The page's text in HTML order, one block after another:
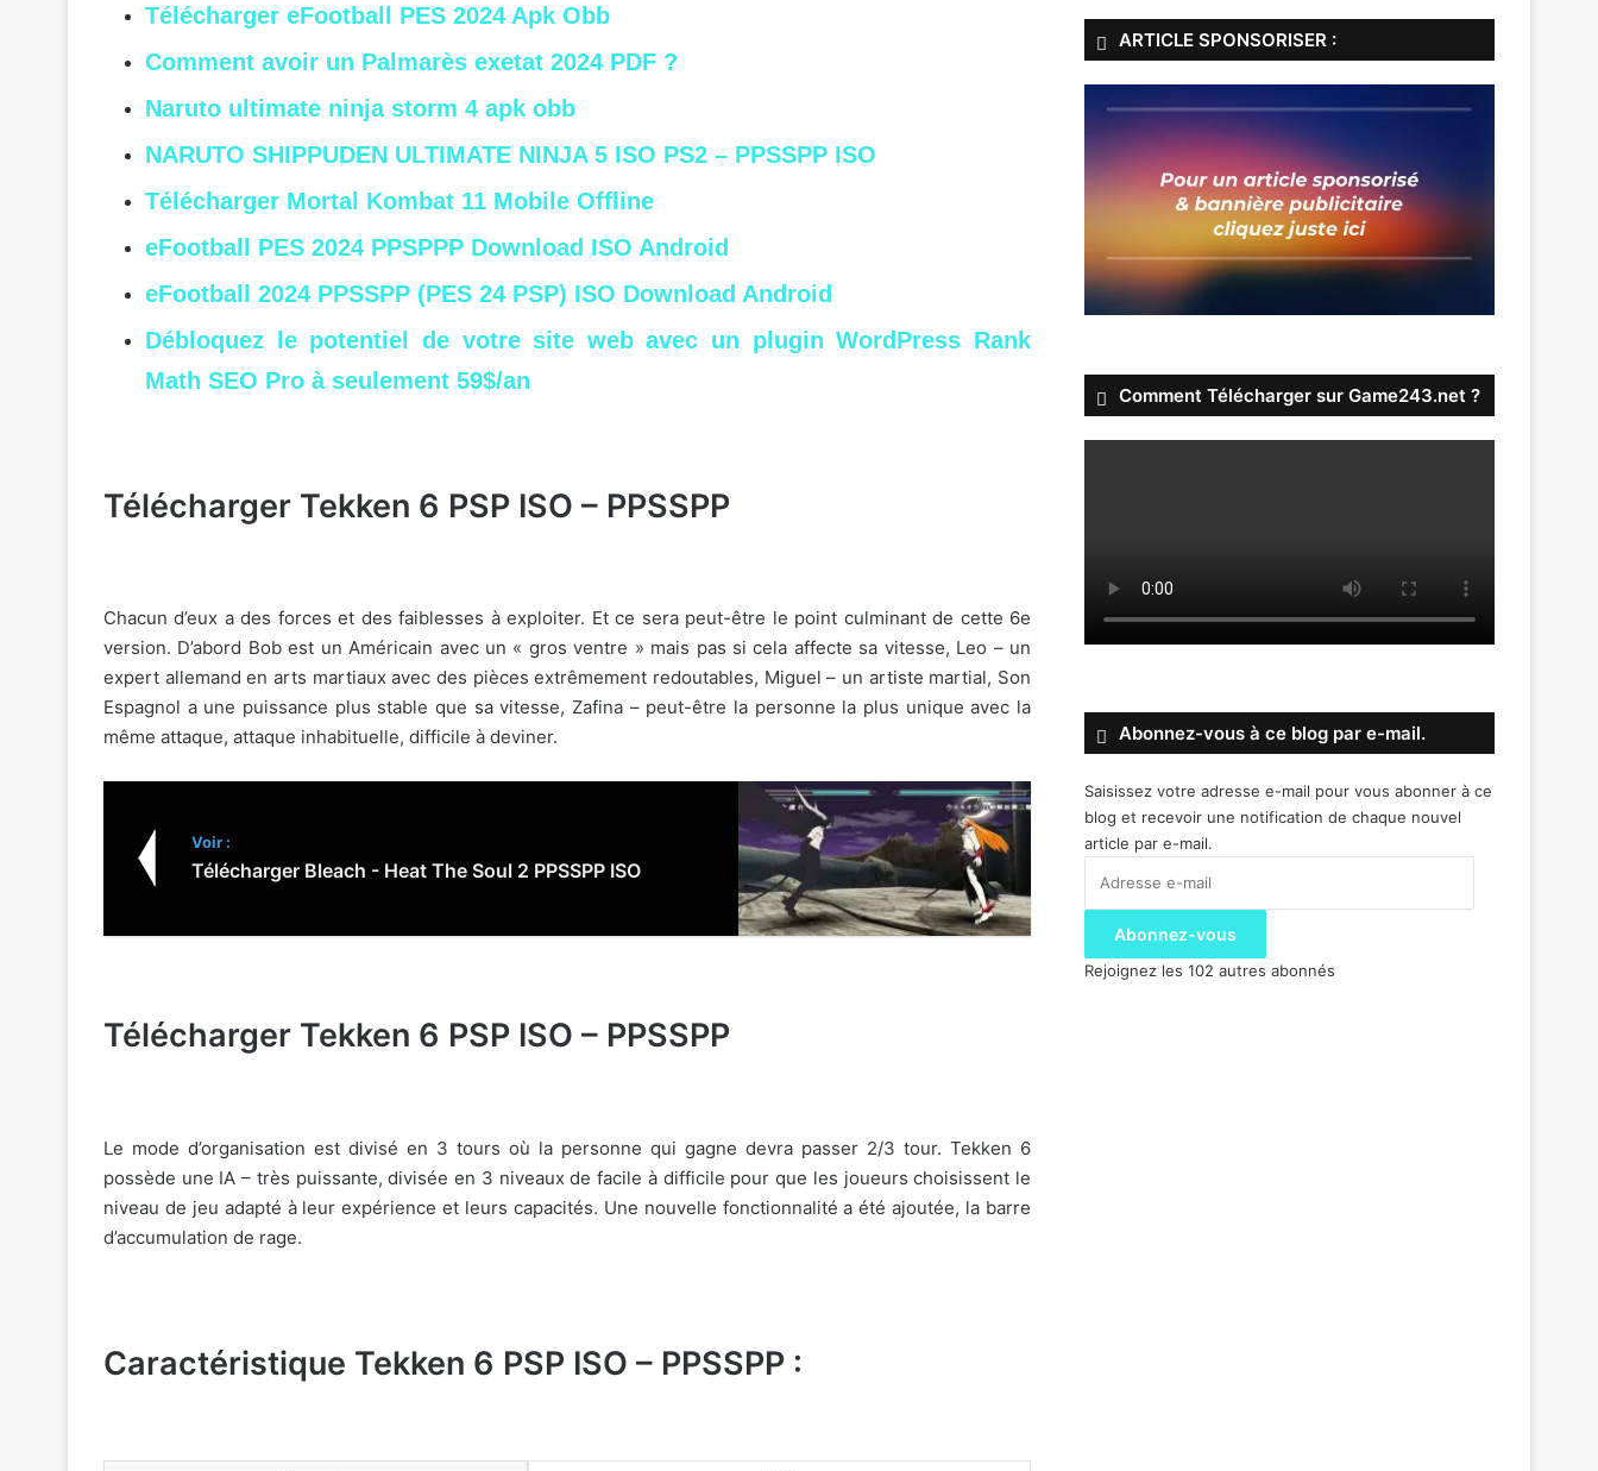
Télécharger eFootball PES 2024 Apk Obb
Comment avoir un Palmarès exetat 2024 PDF ?
Naruto ultimate ninja storm 4 apk obb
NARUTO SHIPPUDEN ULTIMATE NINJA 5 ISO PS2 – PPSSPP ISO
Télécharger Mortal Kombat 11 Mobile Offline
eFootball PES 2024 PPSPPP Download ISO Android
eFootball 2024 PPSSPP (PES 24 PSP) ISO Download Android
Débloquez le potentiel de votre site web avec un plugin WordPress Rank
Math SEO Pro à seulement 59$/an
Télécharger Tekken 6 PSP ISO – PPSSPP
Chacun d’eux a des forces et des faiblesses à exploiter. Et ce sera peut-être le point culminant de cette 6e
version. D’abord Bob est un Américain avec un « gros ventre » mais pas si cela affecte sa vitesse, Leo – un
expert allemand en arts martiaux avec des pièces extrêmement redoutables, Miguel – un artiste martial, Son
Espagnol a une puissance plus stable que sa vitesse, Zafina – peut-être la personne la plus unique avec la
même attaque, attaque inhabituelle, difficile à deviner.
Voir :
Télécharger Bleach - Heat The Soul 2 PPSSPP ISO
Télécharger Tekken 6 PSP ISO – PPSSPP
Le mode d’organisation est divisé en 3 tours où la personne qui gagne devra passer 2/3 tour. Tekken 6
possède une IA – très puissante, divisée en 3 niveaux de facile à difficile pour que les joueurs choisissent le
niveau de jeu adapté à leur expérience et leurs capacités. Une nouvelle fonctionnalité a été ajoutée, la barre
d’accumulation de rage.
Caractéristique Tekken 6 PSP ISO – PPSSPP :
ARTICLE SPONSORISER :
Comment Télécharger sur Game243.net ?
Abonnez-vous à ce blog par e-mail.
Saisissez votre adresse e-mail pour vous abonner à ce
blog et recevoir une notification de chaque nouvel
article par e-mail.
e-
Abonnez-vous
Rejoignez les 102 autres abonnés